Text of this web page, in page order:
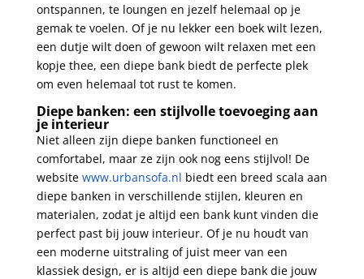
ontspannen, te loungen en jezelf helemaal op je
gemak te voelen. Of je nu lekker een boek wilt lezen,
een dutje wilt doen of gewoon wilt relaxen met een
kopje thee, een diepe bank biedt de perfecte plek
om even helemaal tot rust te komen.
Diepe banken: een stijlvolle toevoeging aan
je interieur
Niet alleen zijn diepe banken functioneel en
comfortabel, maar ze zijn ook nog eens stijlvol! De
website www.urbansofa.nl biedt een breed scala aan
diepe banken in verschillende stijlen, kleuren en
materialen, zodat je altijd een bank kunt vinden die
perfect past bij jouw interieur. Of je nu houdt van
een moderne uitstraling of juist meer van een
klassiek design, er is altijd een diepe bank die jouw